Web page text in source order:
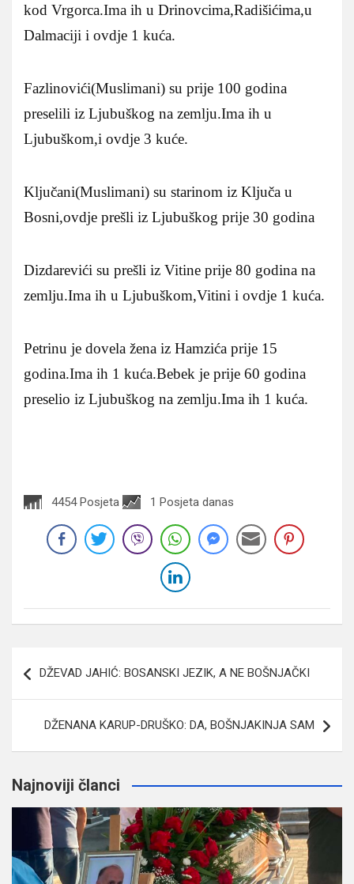
kod Vrgorca.Ima ih u Drinovcima,Radišićima,u
Dalmaciji i ovdje 1 kuća.
Fazlinovići(Muslimani) su prije 100 godina
preselili iz Ljubuškog na zemlju.Ima ih u
Ljubuškom,i ovdje 3 kuće.
Ključani(Muslimani) su starinom iz Ključa u
Bosni,ovdje prešli iz Ljubuškog prije 30 godina
Dizdarevići su prešli iz Vitine prije 80 godina na
zemlju.Ima ih u Ljubuškom,Vitini i ovdje 1 kuća.
Petrinu je dovela žena iz Hamzića prije 15
godina.Ima ih 1 kuća.Bebek je prije 60 godina
preselio iz Ljubuškog na zemlju.Ima ih 1 kuća.
4454 Posjeta 1 Posjeta danas
članaka
DŽEVAD JAHIĆ: BOSANSKI JEZIK, A NE BOŠNJAČKI
DŽENANA KARUP-DRUŠKO: DA, BOŠNJAKINJA SAM
Najnoviji članci